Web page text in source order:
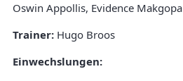
Oswin Appollis, Evidence Makgopa
Trainer: Hugo Broos
Einwechslungen: